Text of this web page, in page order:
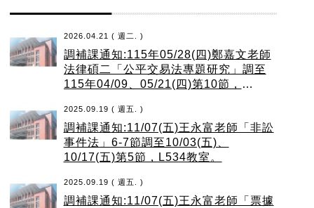
2026.04.21 ( 週二. )
調補課通知:115年05/28(四)鄭嘉文老師
法律碩二「公平交易法專題研究」調至
115年04/09、05/21(四)第10節，
2025.09.19 ( 週五. )
調補課通知:11/07(五)王永富老師「非訟
事件法」6-7節調至10/03(五)、
10/17(五)第5節，L534教室。
2025.09.19 ( 週五. )
調補課通知:11/07(五)王永富老師「票據